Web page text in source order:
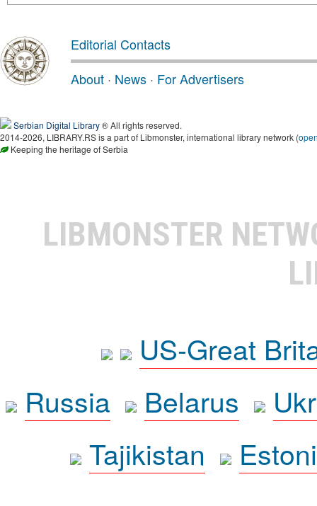
Editorial Contacts
About · News · For Advertisers
Serbian Digital Library® All rights reserved.
2014-2026, LIBRARY.RS is a part of Libmonster, international library network (
Keeping the heritage of Serbia
LIBMONSTER
US-Great
Russia
Belarus
Tajikistan